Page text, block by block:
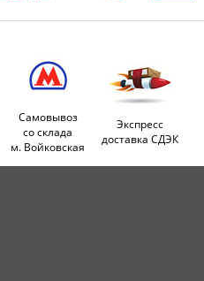
Самовывоз
со склада
м. Войковская
Экспресс
доставка СДЭК